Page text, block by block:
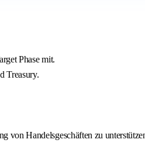
Phase mit.
Treasury.
von Handelsgeschäften zu